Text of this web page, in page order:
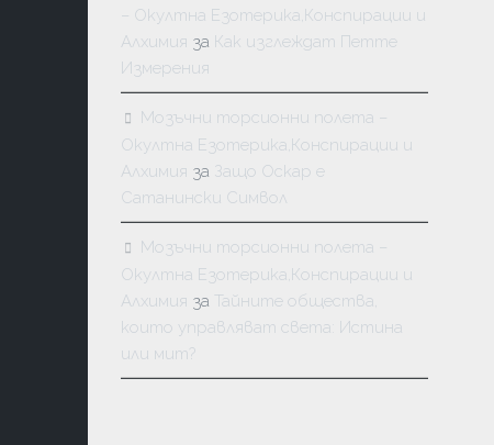
– Окултна Езотерика,Конспирации и
Алхимия за Как изглеждат Петте
Измерения
Мозъчни торсионни полета –
Окултна Езотерика,Конспирации и
Алхимия за Защо Оскар е
Сатанински Символ
Мозъчни торсионни полета –
Окултна Езотерика,Конспирации и
Алхимия за Тайните общества,
които управляват света: Истина
или мит?